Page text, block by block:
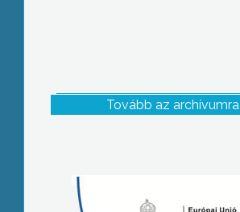
Tovább az archívumra